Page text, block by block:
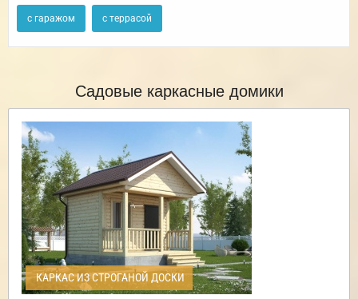
с гаражом с террасой
Садовые каркасные домики
КАРКАС ИЗ СТРОГАНОЙ ДОСКИ